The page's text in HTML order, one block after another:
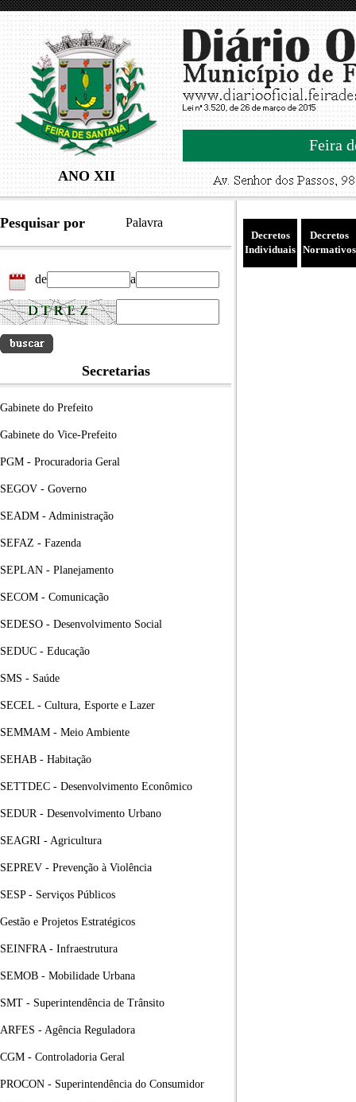
ANO XII
Feira
Pesquisar por Palavra
de a
Secretarias
Gabinete do Prefeito
Gabinete do Vice-Prefeito
PGM - Procuradoria Geral
SEGOV - Governo
SEADM - Administração
SEFAZ - Fazenda
SEPLAN - Planejamento
SECOM - Comunicação
SEDESO - Desenvolvimento Social
SEDUC - Educação
SMS - Saúde
SECEL - Cultura, Esporte e Lazer
SEMMAM - Meio Ambiente
SEHAB - Habitação
SETTDEC - Desenvolvimento Econômico
SEDUR - Desenvolvimento Urbano
SEAGRI - Agricultura
SEPREV - Prevenção à Violência
SESP - Serviços Públicos
Gestão e Projetos Estratégicos
SEINFRA - Infraestrutura
SEMOB - Mobilidade Urbana
SMT - Superintendência de Trânsito
ARFES - Agência Reguladora
CGM - Controladoria Geral
PROCON - Superintendência do Consumidor
Decretos
Individuais
Decretos
Normativos